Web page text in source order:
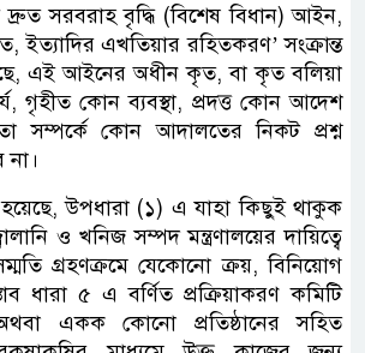
দ্রুত সরবরাহ বৃদ্ধি (বিশেষ বিধান) আইন,
এখতিয়ার রহিতকরণ’ সংক্রান্ত
এই আইনের অধীন কৃত, বা কৃত বলিয়া
গৃহীত কোন ব্যবস্থা, প্রদত্ত কোন আদেশ
সম্পর্কে কোন আদালতের নিকট প্রশ্ন
না।
উপধারা (১) এ যাহা কিছুই থাকুক
ও খনিজ সম্পদ মন্ত্রণালয়ের দায়িত্বে
গ্রহণক্রমে যেকোনো ক্রয়, বিনিয়োগ
ধারা ৫ এ বর্ণিত প্রক্রিয়াকরণ কমিটি
একক কোনো প্রতিষ্ঠানের সহিত